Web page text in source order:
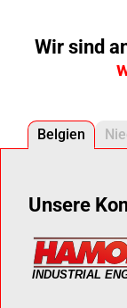
Wir sind
Belgien
Unsere